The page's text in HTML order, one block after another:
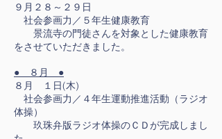
９月２８～２９日
社会参画力／５年生健康教育
景流寺の門徒さんを対象とした健康教育
をさせていただきました。
● ８月 ●
８月 １日(木)
社会参画力／４年生運動推進活動（ラジオ
体操）
玖珠弁版ラジオ体操のＣＤが完成しまし